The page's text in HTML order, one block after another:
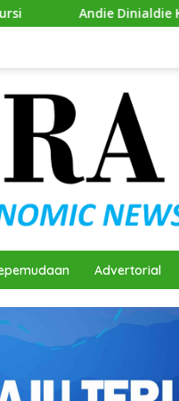
Kembalikan Formulir
Advertorial